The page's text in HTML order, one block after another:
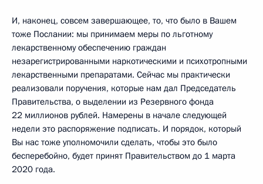
И, наконец, совсем завершающее, то, что было в Вашем
тоже Послании: мы принимаем меры по льготному
лекарственному обеспечению граждан
незарегистрированными наркотическими и психотропными
лекарственными препаратами. Сейчас мы практически
реализовали поручения, которые нам дал Председатель
Правительства, о выделении из Резервного фонда
22 миллионов рублей. Намерены в начале следующей
недели это распоряжение подписать. И порядок, который
Вы нас тоже уполномочили сделать, чтобы это было
бесперебойно, будет принят Правительством до 1 марта
2020 года.